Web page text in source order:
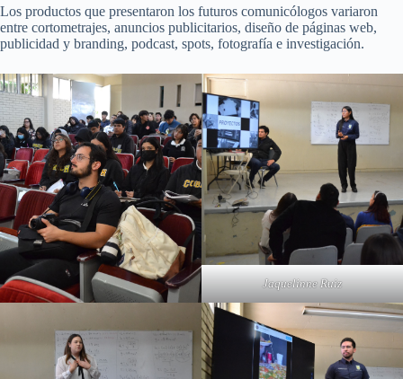
Los productos que presentaron los futuros comunicólogos variaron
entre cortometrajes, anuncios publicitarios, diseño de páginas web,
publicidad y branding, podcast, spots, fotografía e investigación.
Jaquelinne Ruiz